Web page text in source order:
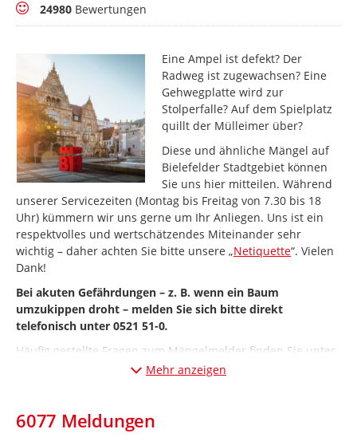
Bewertungen
24980 Bewertungen
Eine Ampel ist defekt? Der
Radweg ist zugewachsen? Eine
Gehwegplatte wird zur
Stolperfalle? Auf dem Spielplatz
quillt der Mülleimer über?
Diese und ähnliche Mängel auf
Bielefelder Stadtgebiet können
Sie uns hier mitteilen. Während
unserer Servicezeiten (Montag bis Freitag von 7.30 bis 18
Uhr) kümmern wir uns gerne um Ihr Anliegen. Uns ist ein
respektvolles und wertschätzendes Miteinander sehr
wichtig – daher achten Sie bitte unsere „Netiquette“. Vielen
Dank!
Bei akuten Gefährdungen – z. B. wenn ein Baum
umzukippen droht – melden Sie sich bitte direkt
telefonisch unter 0521 51-0.
Häufig gestellte Fragen zum Mängelmelder finden Sie unter
„Informationen“ (Desktop-Ansicht: links; Mobil-Ansicht:
Mehr anzeigen
6077 Meldungen